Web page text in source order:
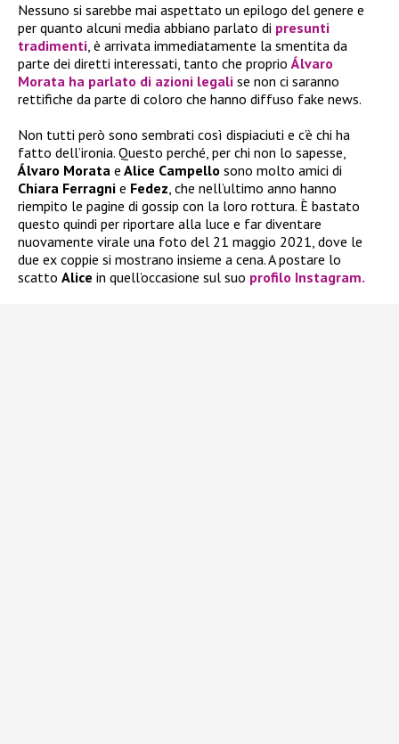
Nessuno si sarebbe mai aspettato un epilogo del genere e
per quanto alcuni media abbiano parlato di presunti
tradimenti, è arrivata immediatamente la smentita da
parte dei diretti interessati, tanto che proprio Álvaro
Morata ha parlato di azioni legali se non ci saranno
rettifiche da parte di coloro che hanno diffuso fake news.
Non tutti però sono sembrati così dispiaciuti e c’è chi ha
fatto dell’ironia. Questo perché, per chi non lo sapesse,
Álvaro Morata e Alice Campello sono molto amici di
Chiara Ferragni e Fedez, che nell’ultimo anno hanno
riempito le pagine di gossip con la loro rottura. È bastato
questo quindi per riportare alla luce e far diventare
nuovamente virale una foto del 21 maggio 2021, dove le
due ex coppie si mostrano insieme a cena. A postare lo
scatto Alice in quell’occasione sul suo profilo Instagram.